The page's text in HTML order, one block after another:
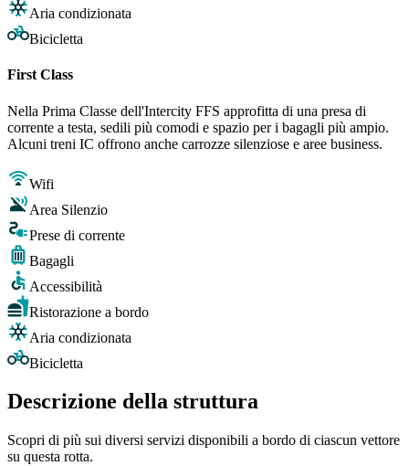
Aria condizionata
Bicicletta
First Class
Nella Prima Classe dell'Intercity FFS approfitta di una presa di
corrente a testa, sedili più comodi e spazio per i bagagli più ampio.
Alcuni treni IC offrono anche carrozze silenziose e aree business.
Wifi
Area Silenzio
Prese di corrente
Bagagli
Accessibilità
Ristorazione a bordo
Aria condizionata
Bicicletta
Descrizione della struttura
Scopri di più sui diversi servizi disponibili a bordo di ciascun vettore
su questa rotta.